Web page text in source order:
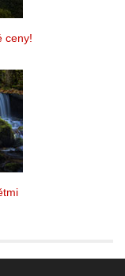
ceny!